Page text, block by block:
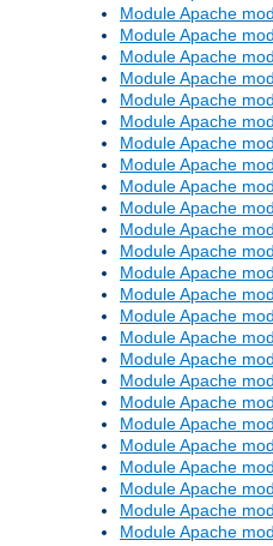
Module Apache
Module Apache
Module Apache
Module Apache
Module Apache
Module Apache
Module Apache
Module Apache
Module Apache
Module Apache
Module Apache
Module Apache
Module Apache
Module Apache
Module Apache
Module Apache
Module Apache
Module Apache
Module Apache
Module Apache
Module Apache
Module Apache
Module Apache
Module Apache
Module Apache